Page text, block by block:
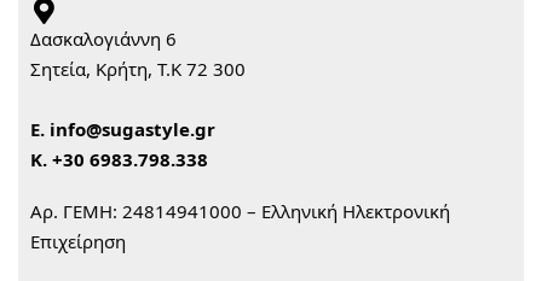
Δασκαλογιάννη 6
Σητεία, Κρήτη, Τ.Κ 72 300
Ε. info@sugastyle.gr
Κ. +30 6983.798.338
Αρ. ΓΕΜΗ: 24814941000 – Ελληνική Ηλεκτρονική
Επιχείρηση